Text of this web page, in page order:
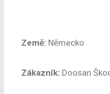
Země: Německo
Zákazník: Doosan